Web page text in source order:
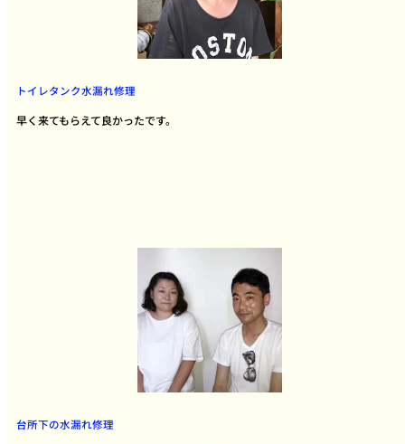
トイレタンク水漏れ修理
早く来てもらえて良かったです。
台所下の水漏れ修理